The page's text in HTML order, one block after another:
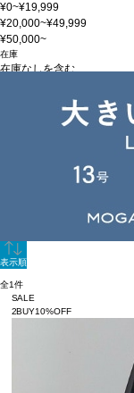
¥0~¥19,999
¥20,000~¥49,999
¥50,000~
在庫
在庫なしを含む
表示順
全1件
SALE
2BUY10%OFF